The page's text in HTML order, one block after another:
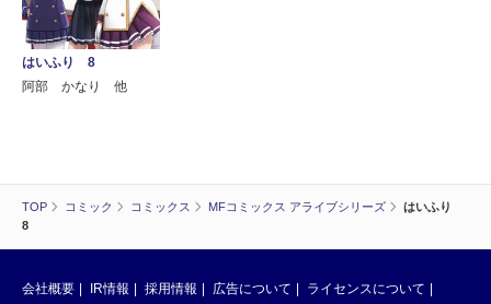
TOP コミック コミックス MFコミックス アライブシリーズ
はいふり
8
はいふり 8
阿部 かなり 他
会社概要 IR情報 採用情報 広告について ライセンスについて